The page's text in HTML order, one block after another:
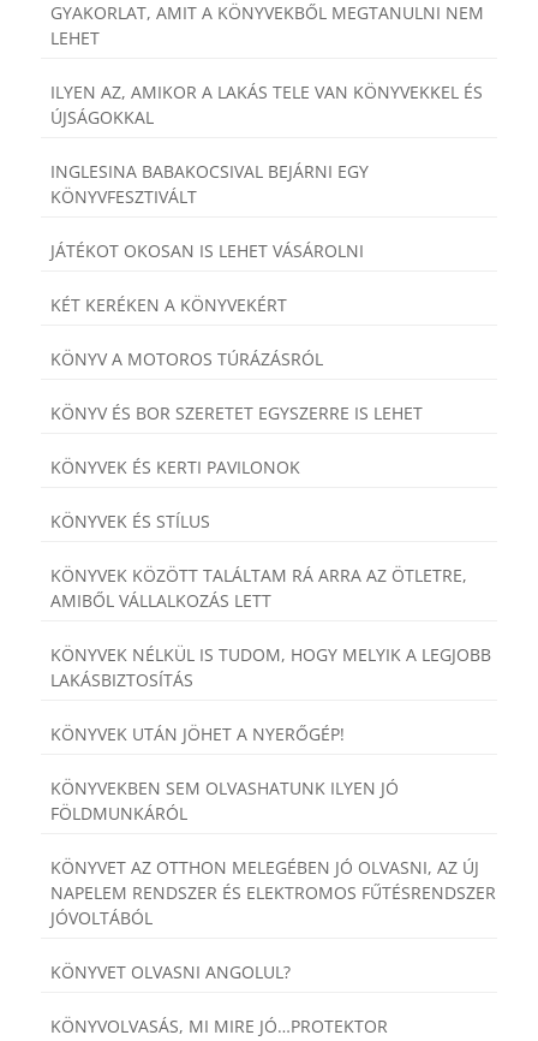
GYAKORLAT, AMIT A KÖNYVEKBŐL MEGTANULNI NEM
LEHET
ILYEN AZ, AMIKOR A LAKÁS TELE VAN KÖNYVEKKEL ÉS
ÚJSÁGOKKAL
INGLESINA BABAKOCSIVAL BEJÁRNI EGY
KÖNYVFESZTIVÁLT
JÁTÉKOT OKOSAN IS LEHET VÁSÁROLNI
KÉT KERÉKEN A KÖNYVEKÉRT
KÖNYV A MOTOROS TÚRÁZÁSRÓL
KÖNYV ÉS BOR SZERETET EGYSZERRE IS LEHET
KÖNYVEK ÉS KERTI PAVILONOK
KÖNYVEK ÉS STÍLUS
KÖNYVEK KÖZÖTT TALÁLTAM RÁ ARRA AZ ÖTLETRE,
AMIBŐL VÁLLALKOZÁS LETT
KÖNYVEK NÉLKÜL IS TUDOM, HOGY MELYIK A LEGJOBB
LAKÁSBIZTOSÍTÁS
KÖNYVEK UTÁN JÖHET A NYERŐGÉP!
KÖNYVEKBEN SEM OLVASHATUNK ILYEN JÓ
FÖLDMUNKÁRÓL
KÖNYVET AZ OTTHON MELEGÉBEN JÓ OLVASNI, AZ ÚJ
NAPELEM RENDSZER ÉS ELEKTROMOS FŰTÉSRENDSZER
JÓVOLTÁBÓL
KÖNYVET OLVASNI ANGOLUL?
KÖNYVOLVASÁS, MI MIRE JÓ…PROTEKTOR